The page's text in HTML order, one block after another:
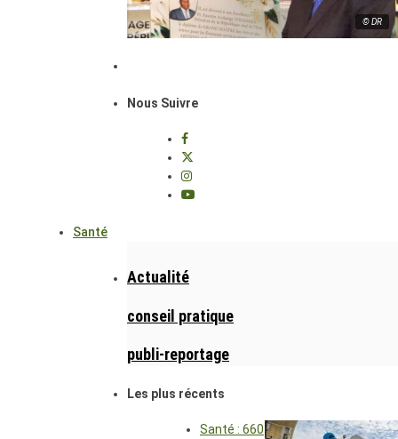
© DR
Nous Suivre
Santé
Actualité
conseil pratique
publi-reportage
Les plus récents
Santé : 660